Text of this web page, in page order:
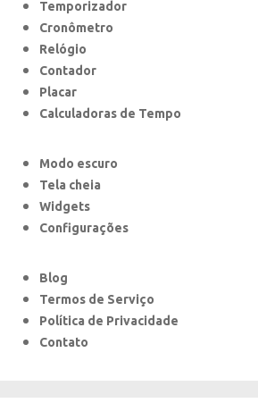
Temporizador
Cronômetro
Relógio
Contador
Placar
Calculadoras de Tempo
Modo escuro
Tela cheia
Widgets
Configurações
Blog
Termos de Serviço
Política de Privacidade
Contato